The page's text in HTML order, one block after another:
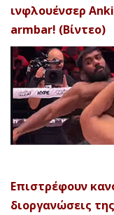
ινφλουένσερ
armbar! (Βίντεο)
Επιστρέφουν
διοργανώσεις